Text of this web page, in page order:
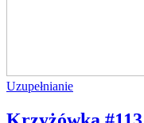
Uzupełnianie